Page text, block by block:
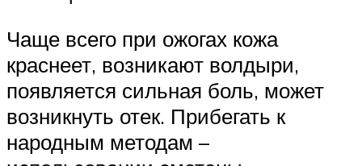
Чаще всего при ожогах кожа
краснеет, возникают волдыри,
появляется сильная боль, может
возникнуть отек. Прибегать к
народным методам –